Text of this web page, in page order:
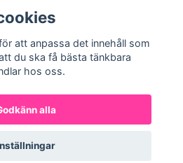
Powered by Quickbutik
att anpassa det innehåll som
du ska få bästa tänkbara
hos oss.
alla